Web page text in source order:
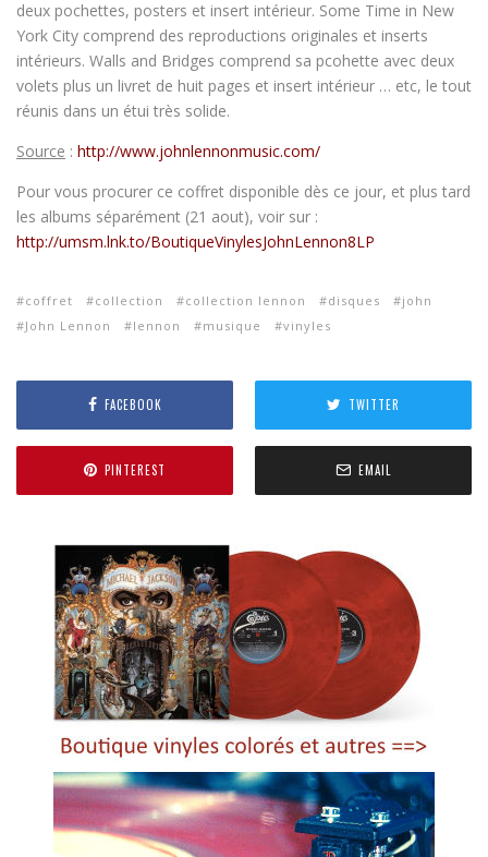
deux pochettes, posters et insert intérieur. Some Time in New
York City comprend des reproductions originales et inserts
intérieurs. Walls and Bridges comprend sa pcohette avec deux
volets plus un livret de huit pages et insert intérieur … etc, le tout
réunis dans un étui très solide.
Source : http://www.johnlennonmusic.com/
Pour vous procurer ce coffret disponible dès ce jour, et plus tard
les albums séparément (21 aout), voir sur :
http://umsm.lnk.to/BoutiqueVinylesJohnLennon8LP
coffret collection collection lennon disques
john
John Lennon
lennon musique vinyles
FACEBOOK TWITTER
PINTEREST EMAIL